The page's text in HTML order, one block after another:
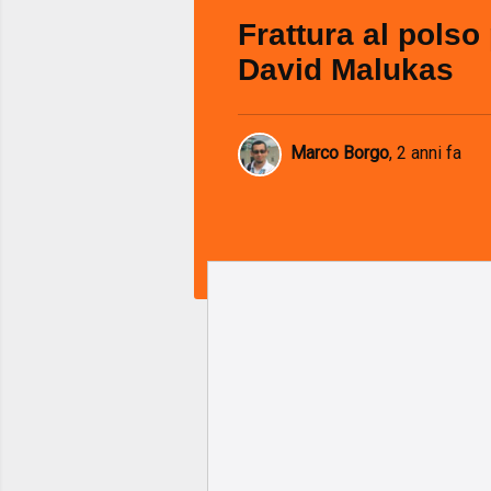
Frattura al polso
David Malukas
Marco Borgo, 2 anni fa